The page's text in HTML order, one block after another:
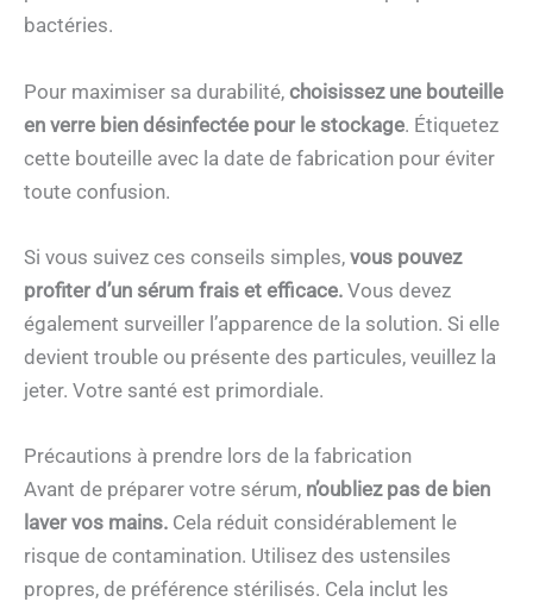
bactéries.
Pour maximiser sa durabilité, choisissez une bouteille
en verre bien désinfectée pour le stockage. Étiquetez
cette bouteille avec la date de fabrication pour éviter
toute confusion.
Si vous suivez ces conseils simples, vous pouvez
profiter d’un sérum frais et efficace. Vous devez
également surveiller l’apparence de la solution. Si elle
devient trouble ou présente des particules, veuillez la
jeter. Votre santé est primordiale.
Précautions à prendre lors de la fabrication
Avant de préparer votre sérum, n’oubliez pas de bien
laver vos mains. Cela réduit considérablement le
risque de contamination. Utilisez des ustensiles
propres, de préférence stérilisés. Cela inclut les